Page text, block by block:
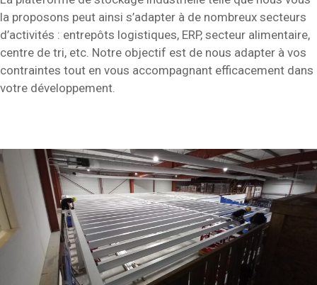
la proposons peut ainsi s’adapter à de nombreux secteurs
d’activités : entrepôts logistiques, ERP, secteur alimentaire,
centre de tri, etc. Notre objectif est de nous adapter à vos
contraintes tout en vous accompagnant efficacement dans
votre développement.